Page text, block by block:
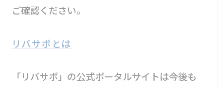
ご確認ください。
リバサポとは
「リバサポ」の公式ポータルサイトは今後も